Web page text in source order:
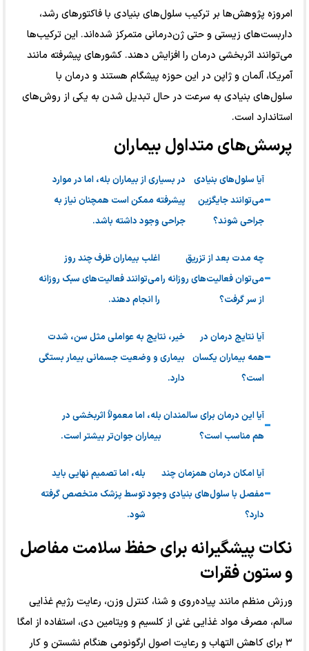
امروزه پژوهش‌ها بر ترکیب سلول‌های بنیادی با فاکتورهای رشد،
داربست‌های زیستی و حتی ژن‌درمانی متمرکز شده‌اند. این ترکیب‌ها
می‌توانند اثربخشی درمان را افزایش دهند. کشورهای پیشرفته مانند
آمریکا، آلمان و ژاپن در این حوزه پیشگام هستند و درمان با
سلول‌های بنیادی به سرعت در حال تبدیل شدن به یکی از روش‌های
استاندارد است.
پرسش‌های متداول بیماران
آیا سلول‌های بنیادی
می‌توانند جایگزین
جراحی شوند؟
در بسیاری از بیماران بله، اما در موارد
پیشرفته ممکن است همچنان نیاز به
جراحی وجود داشته باشد.
چه مدت بعد از تزریق
می‌توان فعالیت‌های روزانه را
از سر گرفت؟
اغلب بیماران ظرف چند روز
می‌توانند فعالیت‌های سبک روزانه
را انجام دهند.
آیا نتایج درمان در
همه بیماران یکسان
است؟
خیر، نتایج به عواملی مثل سن، شدت
بیماری و وضعیت جسمانی بیمار بستگی
دارد.
آیا این درمان برای سالمندان
هم مناسب است؟
بله، اما معمولاً اثربخشی در
بیماران جوان‌تر بیشتر است.
آیا امکان درمان همزمان چند
مفصل با سلول‌های بنیادی وجود
دارد؟
بله، اما تصمیم نهایی باید
توسط پزشک متخصص گرفته
شود.
نکات پیشگیرانه برای حفظ سلامت مفاصل
و ستون فقرات
ورزش منظم مانند پیاده‌روی و شنا، کنترل وزن، رعایت رژیم غذایی
سالم، مصرف مواد غذایی غنی از کلسیم و ویتامین دی، استفاده از امگا
۳ برای کاهش التهاب و رعایت اصول ارگونومی هنگام نشستن و کار